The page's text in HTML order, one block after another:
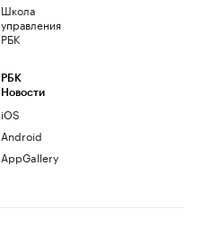
Школа
управления
РБК
РБК
Новости
iOS
Android
AppGallery